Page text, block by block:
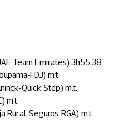
Team Emirates) 3h55:38.
FDJ) m.t.
Quick Step) m.t.
m.t.
Rural-Seguros RGA) m.t.